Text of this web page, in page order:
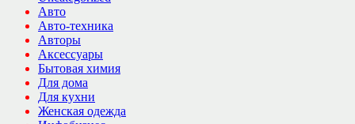
Авто
Авто-техника
Авторы
Аксессуары
Бытовая химия
Для дома
Для кухни
Женская одежда